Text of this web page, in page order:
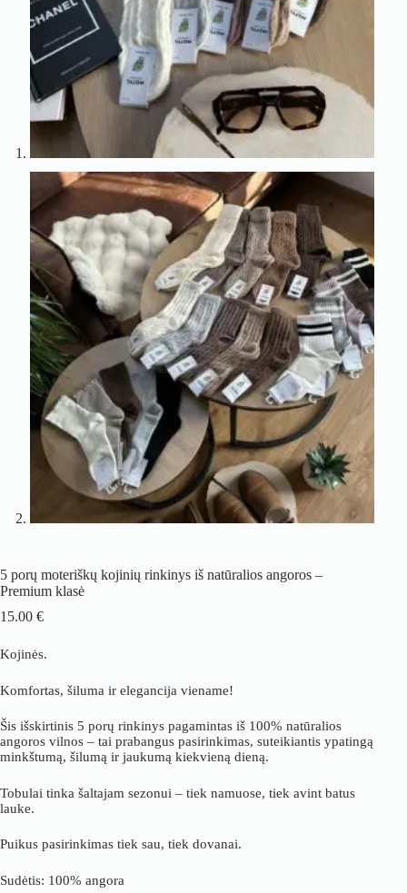
5 porų moteriškų kojinių rinkinys iš natūralios angoros –
Premium klasė
15.00 €
Kojinės.
Komfortas, šiluma ir elegancija viename!
Šis išskirtinis 5 porų rinkinys pagamintas iš 100% natūralios
angoros vilnos – tai prabangus pasirinkimas, suteikiantis ypatingą
minkštumą, šilumą ir jaukumą kiekvieną dieną.
Tobulai tinka šaltajam sezonui – tiek namuose, tiek avint batus
lauke.
Puikus pasirinkimas tiek sau, tiek dovanai.
Sudėtis: 100% angora